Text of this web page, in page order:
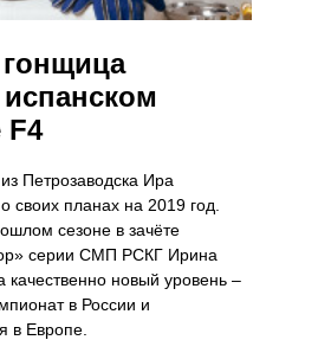
гонщица
F4
Петрозаводска Ира
своих планах на 2019 год.
сезоне в зачёте
серии СМП РСКГ Ирина
качественно новый уровень –
в России и
в Европе.